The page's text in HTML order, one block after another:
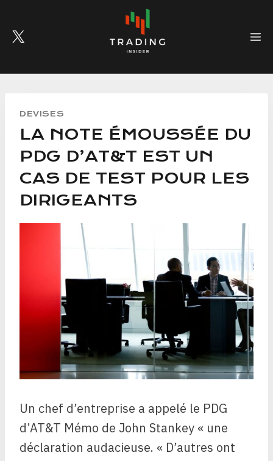
content
DEVISES
LA NOTE ÉMOUSSÉE DU
PDG D’AT&T EST UN
CAS DE TEST POUR LES
DIRIGEANTS
Un chef d’entreprise a appelé le PDG
d’AT&T Mémo de John Stankey « une
déclaration audacieuse. « D’autres ont